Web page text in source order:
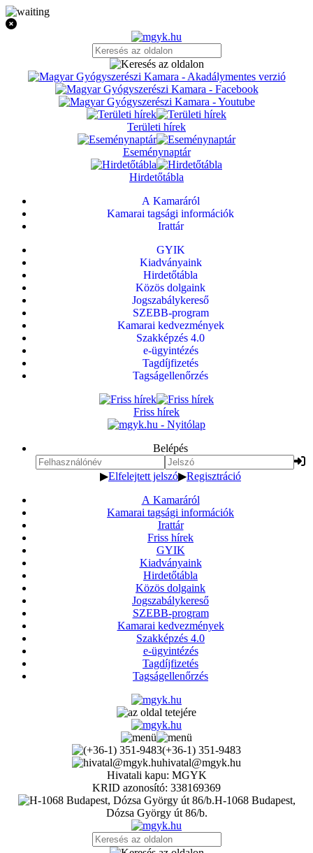
Területi hírek
Eseménynaptár
Hirdetőtábla
A Kamaráról
Kamarai tagsági információk
Irattár
GYIK
Kiadványaink
Hirdetőtábla
Közös dolgaink
Jogszabálykereső
SZEBB-program
Kamarai kedvezmények
Szakképzés 4.0
e-ügyintézés
Tagdíjfizetés
Tagságellenőrzés
Friss hírek
Belépés
▶Elfelejtett jelszó▶Regisztráció
A Kamaráról
Kamarai tagsági információk
Irattár
Friss hírek
GYIK
Kiadványaink
Hirdetőtábla
Közös dolgaink
Jogszabálykereső
SZEBB-program
Kamarai kedvezmények
Szakképzés 4.0
e-ügyintézés
Tagdíjfizetés
Tagságellenőrzés
(+36-1) 351-9483
hivatal@mgyk.hu
Hivatali kapu: MGYK
KRID azonosító: 338169369
H-1068 Budapest,
Dózsa György út 86/b.